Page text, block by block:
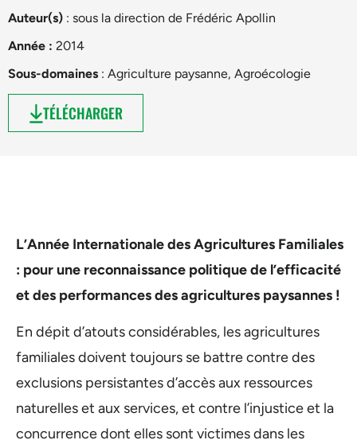
Auteur(s) : sous la direction de Frédéric Apollin
Année : 2014
Sous-domaines : Agriculture paysanne, Agroécologie
TÉLÉCHARGER
L’Année Internationale des Agricultures Familiales
: pour une reconnaissance politique de l’efficacité
et des performances des agricultures paysannes !
En dépit d’atouts considérables, les agricultures
familiales doivent toujours se battre contre des
exclusions persistantes d’accès aux ressources
naturelles et aux services, et contre l’injustice et la
concurrence dont elles sont victimes dans les